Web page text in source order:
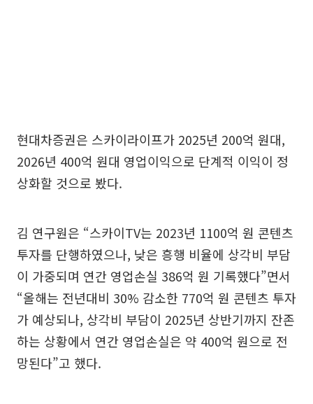
현대차증권은 스카이라이프가 2025년 200억 원대,
2026년 400억 원대 영업이익으로 단계적 이익이 정
상화할 것으로 봤다.
김 연구원은 “스카이TV는 2023년 1100억 원 콘텐츠
투자를 단행하였으나, 낮은 흥행 비율에 상각비 부담
이 가중되며 연간 영업손실 386억 원 기록했다”면서
“올해는 전년대비 30% 감소한 770억 원 콘텐츠 투자
가 예상되나, 상각비 부담이 2025년 상반기까지 잔존
하는 상황에서 연간 영업손실은 약 400억 원으로 전
망된다”고 했다.